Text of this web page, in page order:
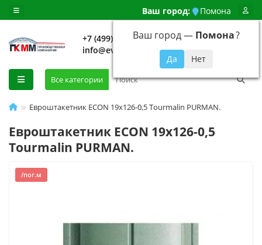
Ваш город: Помона
Ваш город — Помона?
+7 (499) 648-92-94
info@evroshtaketnikmoskva.ru
Все категории
Евроштакетник ECON 19х126-0,5 Tourmalin PURMAN.
Евроштакетник ECON 19х126-0,5
Tourmalin PURMAN.
/пог.м